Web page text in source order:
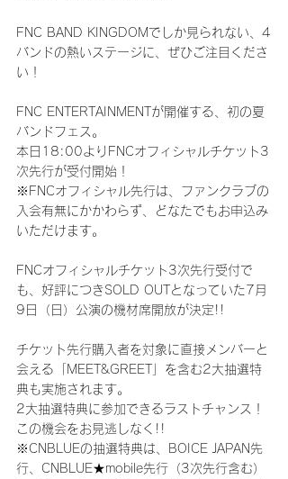
FNC BAND KINGDOMでしか見られない、4
バンドの熱いステージに、ぜひご注目くださ
い！
FNC ENTERTAINMENTが開催する、初の夏
バンドフェス。
本日18:00よりFNCオフィシャルチケット3
次先行が受付開始！
※FNCオフィシャル先行は、ファンクラブの
入会有無にかかわらず、どなたでもお申込み
いただけます。
FNCオフィシャルチケット3次先行受付で
も、好評につきSOLD OUTとなっていた7月
9日（日）公演の機材席開放が決定!!
チケット先行購入者を対象に直接メンバーと
会える「MEET&GREET」を含む2大抽選特
典も実施されます。
2大抽選特典に参加できるラストチャンス！
この機会をお見逃しなく!!
※CNBLUEの抽選特典は、BOICE JAPAN先
行、CNBLUE★mobile先行（3次先行含む）